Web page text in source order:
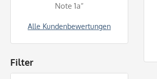
Alle Kundenbewertungen
Note 1a“
Filter